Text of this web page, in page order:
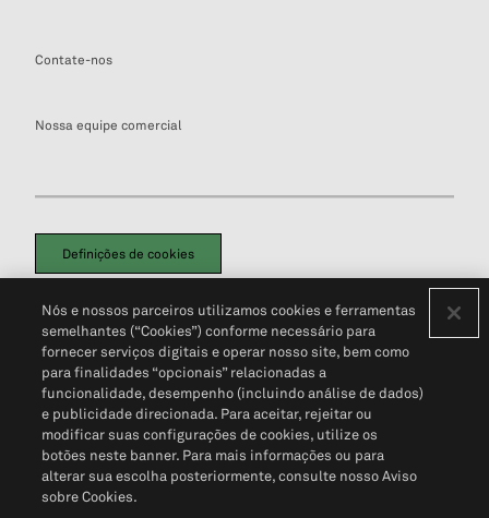
Contate-nos
Nossa equipe comercial
Definições de cookies
Política de PrivacidadePortal de privacidade do cliente (em inglês)
Não Venda Minhas Informações Pessoais© 2026 S&P Global
Nós e nossos parceiros utilizamos cookies e ferramentas
semelhantes (“Cookies”) conforme necessário para
fornecer serviços digitais e operar nosso site, bem como
para finalidades “opcionais” relacionadas a
funcionalidade, desempenho (incluindo análise de dados)
e publicidade direcionada. Para aceitar, rejeitar ou
modificar suas configurações de cookies, utilize os
botões neste banner. Para mais informações ou para
alterar sua escolha posteriormente, consulte nosso Aviso
sobre Cookies.